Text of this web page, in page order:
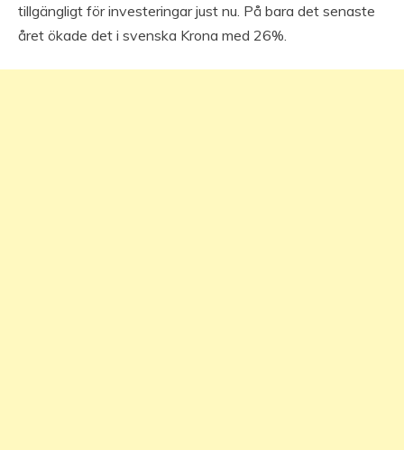
tillgängligt för investeringar just nu. På bara det senaste
året ökade det i svenska Krona med 26%.